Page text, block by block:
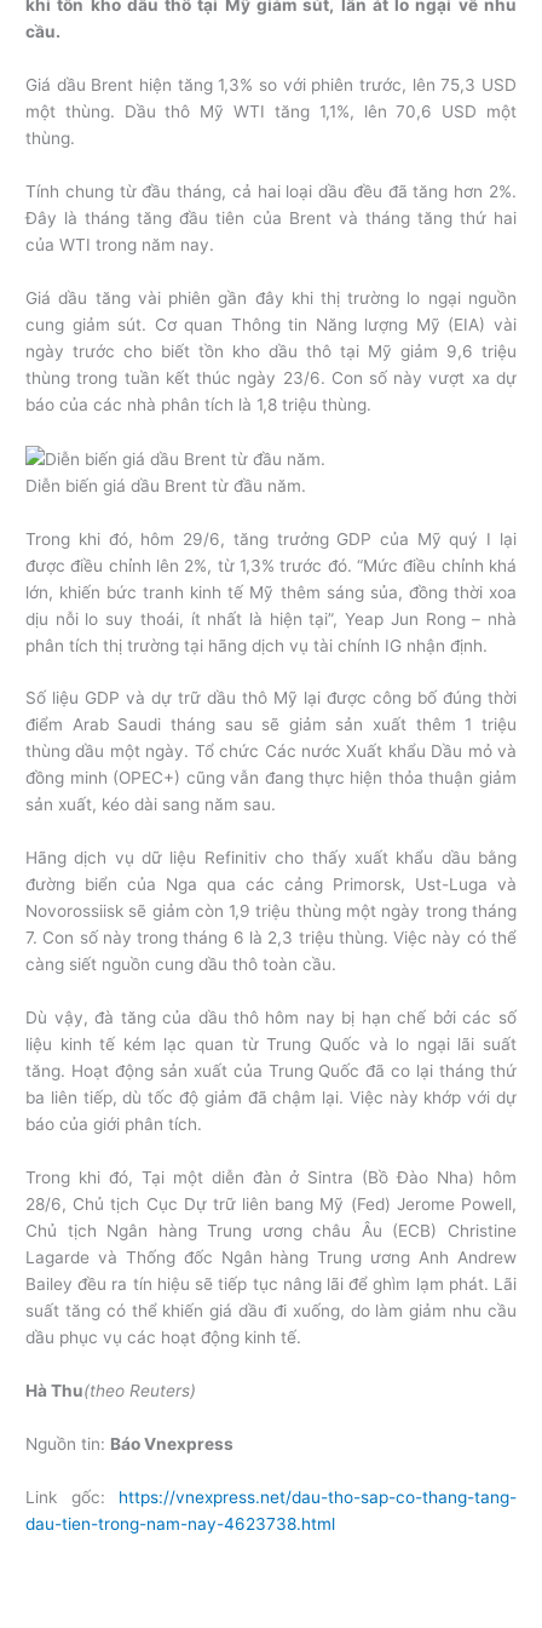
khi tồn kho dầu thô tại Mỹ giảm sút, lấn át lo ngại về nhu
cầu.
Giá dầu Brent hiện tăng 1,3% so với phiên trước, lên 75,3 USD
một thùng. Dầu thô Mỹ WTI tăng 1,1%, lên 70,6 USD một
thùng.
Tính chung từ đầu tháng, cả hai loại dầu đều đã tăng hơn 2%.
Đây là tháng tăng đầu tiên của Brent và tháng tăng thứ hai
của WTI trong năm nay.
Giá dầu tăng vài phiên gần đây khi thị trường lo ngại nguồn
cung giảm sút. Cơ quan Thông tin Năng lượng Mỹ (EIA) vài
ngày trước cho biết tồn kho dầu thô tại Mỹ giảm 9,6 triệu
thùng trong tuần kết thúc ngày 23/6. Con số này vượt xa dự
báo của các nhà phân tích là 1,8 triệu thùng.
Diễn biến giá dầu Brent từ đầu năm.
Trong khi đó, hôm 29/6, tăng trưởng GDP của Mỹ quý I lại
được điều chỉnh lên 2%, từ 1,3% trước đó. “Mức điều chỉnh khá
lớn, khiến bức tranh kinh tế Mỹ thêm sáng sủa, đồng thời xoa
dịu nỗi lo suy thoái, ít nhất là hiện tại”, Yeap Jun Rong – nhà
phân tích thị trường tại hãng dịch vụ tài chính IG nhận định.
Số liệu GDP và dự trữ dầu thô Mỹ lại được công bố đúng thời
điểm Arab Saudi tháng sau sẽ giảm sản xuất thêm 1 triệu
thùng dầu một ngày. Tổ chức Các nước Xuất khẩu Dầu mỏ và
đồng minh (OPEC+) cũng vẫn đang thực hiện thỏa thuận giảm
sản xuất, kéo dài sang năm sau.
Hãng dịch vụ dữ liệu Refinitiv cho thấy xuất khẩu dầu bằng
đường biển của Nga qua các cảng Primorsk, Ust-Luga và
Novorossiisk sẽ giảm còn 1,9 triệu thùng một ngày trong tháng
7. Con số này trong tháng 6 là 2,3 triệu thùng. Việc này có thể
càng siết nguồn cung dầu thô toàn cầu.
Dù vậy, đà tăng của dầu thô hôm nay bị hạn chế bởi các số
liệu kinh tế kém lạc quan từ Trung Quốc và lo ngại lãi suất
tăng. Hoạt động sản xuất của Trung Quốc đã co lại tháng thứ
ba liên tiếp, dù tốc độ giảm đã chậm lại. Việc này khớp với dự
báo của giới phân tích.
Trong khi đó, Tại một diễn đàn ở Sintra (Bồ Đào Nha) hôm
28/6, Chủ tịch Cục Dự trữ liên bang Mỹ (Fed) Jerome Powell,
Chủ tịch Ngân hàng Trung ương châu Âu (ECB) Christine
Lagarde và Thống đốc Ngân hàng Trung ương Anh Andrew
Bailey đều ra tín hiệu sẽ tiếp tục nâng lãi để ghìm lạm phát. Lãi
suất tăng có thể khiến giá dầu đi xuống, do làm giảm nhu cầu
dầu phục vụ các hoạt động kinh tế.
Hà Thu(theo Reuters)
Nguồn tin: Báo Vnexpress
Link gốc: https://vnexpress.net/dau-tho-sap-co-thang-tang-
dau-tien-trong-nam-nay-4623738.html